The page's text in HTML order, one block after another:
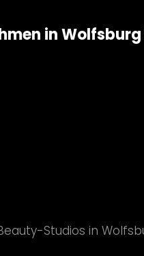
in
Studios in